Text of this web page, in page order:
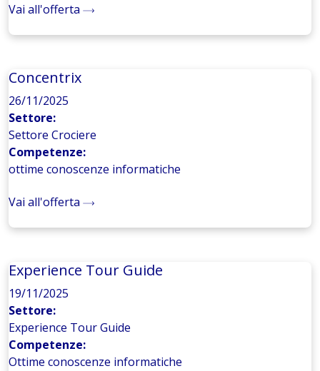
Vai all'offerta
Concentrix
26/11/2025
Settore:
Settore Crociere
Competenze:
ottime conoscenze informatiche
Vai all'offerta
Experience Tour Guide
19/11/2025
Settore:
Experience Tour Guide
Competenze:
Ottime conoscenze informatiche